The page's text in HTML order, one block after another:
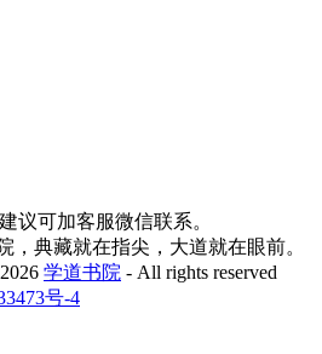
议可加客服微信联系。
，典藏就在指尖，大道就在眼前。
学道书院 - All rights reserved
号-4